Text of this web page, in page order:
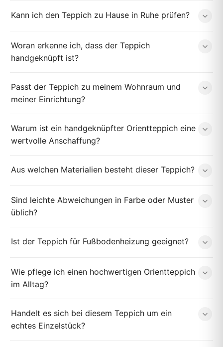
Kann ich den Teppich zu Hause in Ruhe prüfen?
Woran erkenne ich, dass der Teppich
handgeknüpft ist?
Passt der Teppich zu meinem Wohnraum und
meiner Einrichtung?
Warum ist ein handgeknüpfter Orientteppich eine
wertvolle Anschaffung?
Aus welchen Materialien besteht dieser Teppich?
Sind leichte Abweichungen in Farbe oder Muster
üblich?
Ist der Teppich für Fußbodenheizung geeignet?
Wie pflege ich einen hochwertigen Orientteppich
im Alltag?
Handelt es sich bei diesem Teppich um ein
echtes Einzelstück?